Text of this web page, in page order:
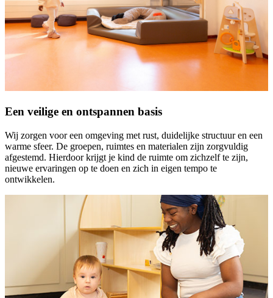
Een veilige en ontspannen basis
Wij zorgen voor een omgeving met rust, duidelijke structuur en een
warme sfeer. De groepen, ruimtes en materialen zijn zorgvuldig
afgestemd. Hierdoor krijgt je kind de ruimte om zichzelf te zijn,
nieuwe ervaringen op te doen en zich in eigen tempo te
ontwikkelen.